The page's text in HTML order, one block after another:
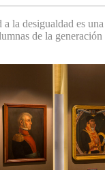
la desigualdad es
de la